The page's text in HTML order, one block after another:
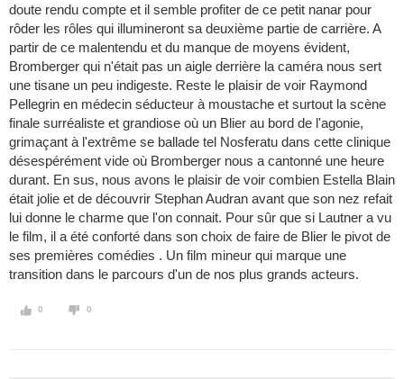
doute rendu compte et il semble profiter de ce petit nanar pour
rôder les rôles qui illumineront sa deuxième partie de carrière. A
partir de ce malentendu et du manque de moyens évident,
Bromberger qui n'était pas un aigle derrière la caméra nous sert
une tisane un peu indigeste. Reste le plaisir de voir Raymond
Pellegrin en médecin séducteur à moustache et surtout la scène
finale surréaliste et grandiose où un Blier au bord de l'agonie,
grimaçant à l'extrême se ballade tel Nosferatu dans cette clinique
désespérément vide où Bromberger nous a cantonné une heure
durant. En sus, nous avons le plaisir de voir combien Estella Blain
était jolie et de découvrir Stephan Audran avant que son nez refait
lui donne le charme que l'on connait. Pour sûr que si Lautner a vu
le film, il a été conforté dans son choix de faire de Blier le pivot de
ses premières comédies . Un film mineur qui marque une
transition dans le parcours d'un de nos plus grands acteurs.
0 0